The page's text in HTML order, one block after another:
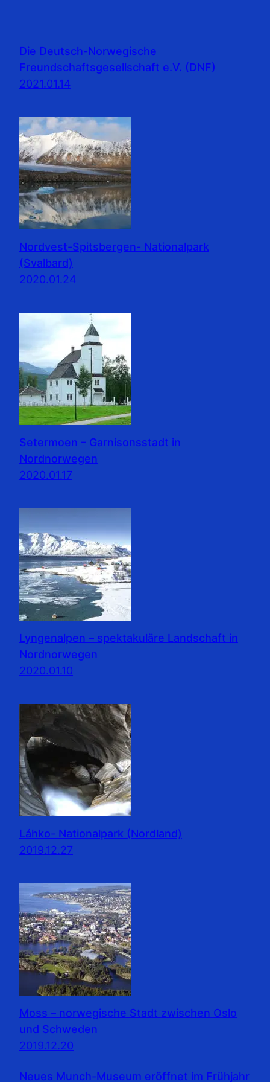
Die Deutsch-Norwegische
Freundschaftsgesellschaft e.V. (DNF)
2021.01.14
Nordvest-Spitsbergen- Nationalpark
(Svalbard)
2020.01.24
Setermoen – Garnisonsstadt in
Nordnorwegen
2020.01.17
Lyngenalpen – spektakuläre Landschaft in
Nordnorwegen
2020.01.10
Láhko- Nationalpark (Nordland)
2019.12.27
Moss – norwegische Stadt zwischen Oslo
und Schweden
2019.12.20
Neues Munch-Museum eröffnet im Frühjahr